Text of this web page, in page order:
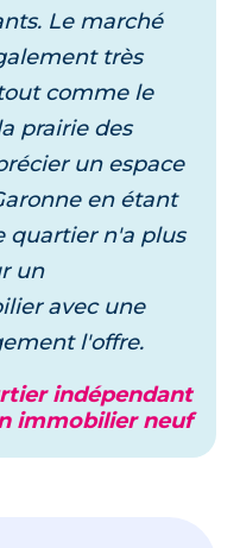
Le marché
très
comme le
prairie des
un espace
en étant
quartier n'a plus
un
avec une
l'offre.
indépendant
immobilier neuf